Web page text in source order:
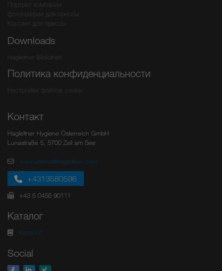
Портрет компании
фотографии для прессы
Контакт для прессы
Downloads
Hagleitner Bibliothek
Политика конфиденциальности
Настройки файлов cookie
Контакт
Hagleitner Hygiene Österreich GmbH
Lunastraße 5, 5700 Zell am See
international@hagleitner.com
+4313580596
+43 5 0456 90111
Каталог
Каталог
Social